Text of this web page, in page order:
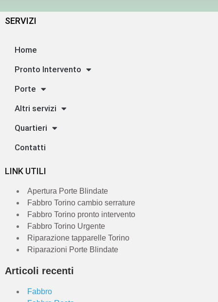
SERVIZI
Home
Pronto Intervento
Porte
Altri servizi
Quartieri
Contatti
LINK UTILI
Apertura Porte Blindate
Fabbro Torino cambio serrature
Fabbro Torino pronto intervento
Fabbro Torino Urgente
Riparazione tapparelle Torino
Riparazioni Porte Blindate
Articoli recenti
Fabbro